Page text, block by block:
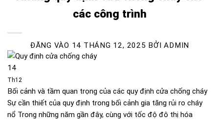
các công trình
ĐĂNG VÀO 14 THÁNG 12, 2025 BỞIADMIN
14
Th12
Bối cảnh và tầm quan trọng của các quy định cửa chống cháy
Sự cần thiết của quy định trong bối cảnh gia tăng rủi ro cháy
nổ Trong những năm gần đây, cùng với tốc độ đô thị hóa